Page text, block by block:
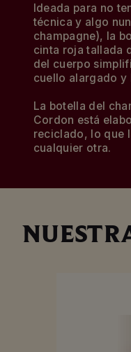
Ideada para no
técnica y algo
champagne), la
cinta roja tallada
del cuerpo
cuello alargado y
La botella del
Cordon está
reciclado, lo que
cualquier otra.